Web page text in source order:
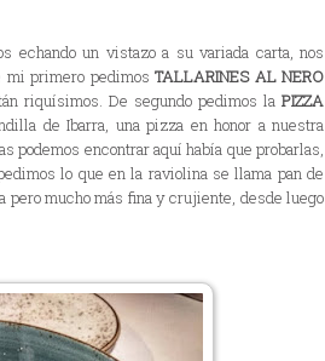
echando un vistazo a su variada carta, nos
mi primero pedimosTALLARINES AL NERO
riquísimos. De segundo pedimos la PIZZA
de Ibarra, una pizza en honor a nuestra
podemos encontrar aquí había que probarlas,
lo que en la raviolina se llama pan de
pero mucho más fina y crujiente, desde luego